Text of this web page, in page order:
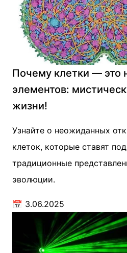
Почему клетки — это
элементов:
жизни!
Узнайте о неожиданных
клеток, которые ставят
традиционные
эволюции.
📅 3.06.2025